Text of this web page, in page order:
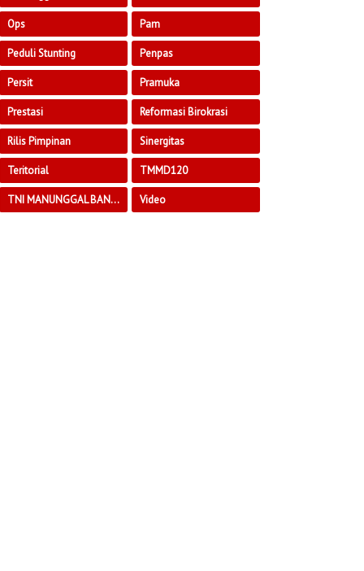
Ops Pam
Peduli Stunting Penpas
Persit Pramuka
Prestasi Reformasi Birokrasi
Rilis Pimpinan Sinergitas
Teritorial TMMD120
TNI MANUNGGAL BANGUN DESA Video